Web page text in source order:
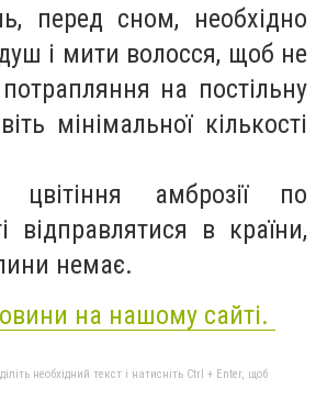
перед сном, необхідно
і мити волосся, щоб не
на постільну
мінімальної кількості
амброзії по
відправлятися в країни,
немає.
на нашому сайті.
необхідний текст і натисніть Ctrl + Enter, щоб